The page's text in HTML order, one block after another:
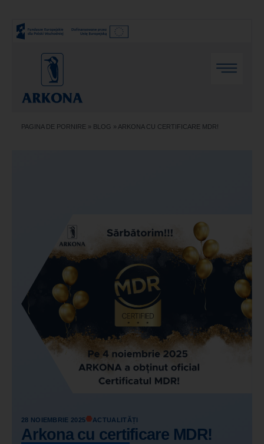
PAGINA DE PORNIRE » BLOG » ARKONA CU CERTIFICARE MDR!
28 NOIEMBRIE 2025 ACTUALITĂȚI
Arkona cu certificare MDR!